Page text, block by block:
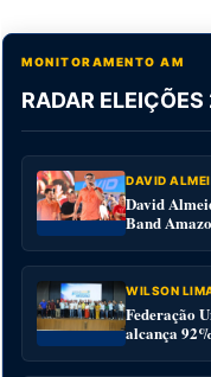
MONITORAMENTO AM
RADAR
DAVID
David
Band
WILSON
Federação
alcança